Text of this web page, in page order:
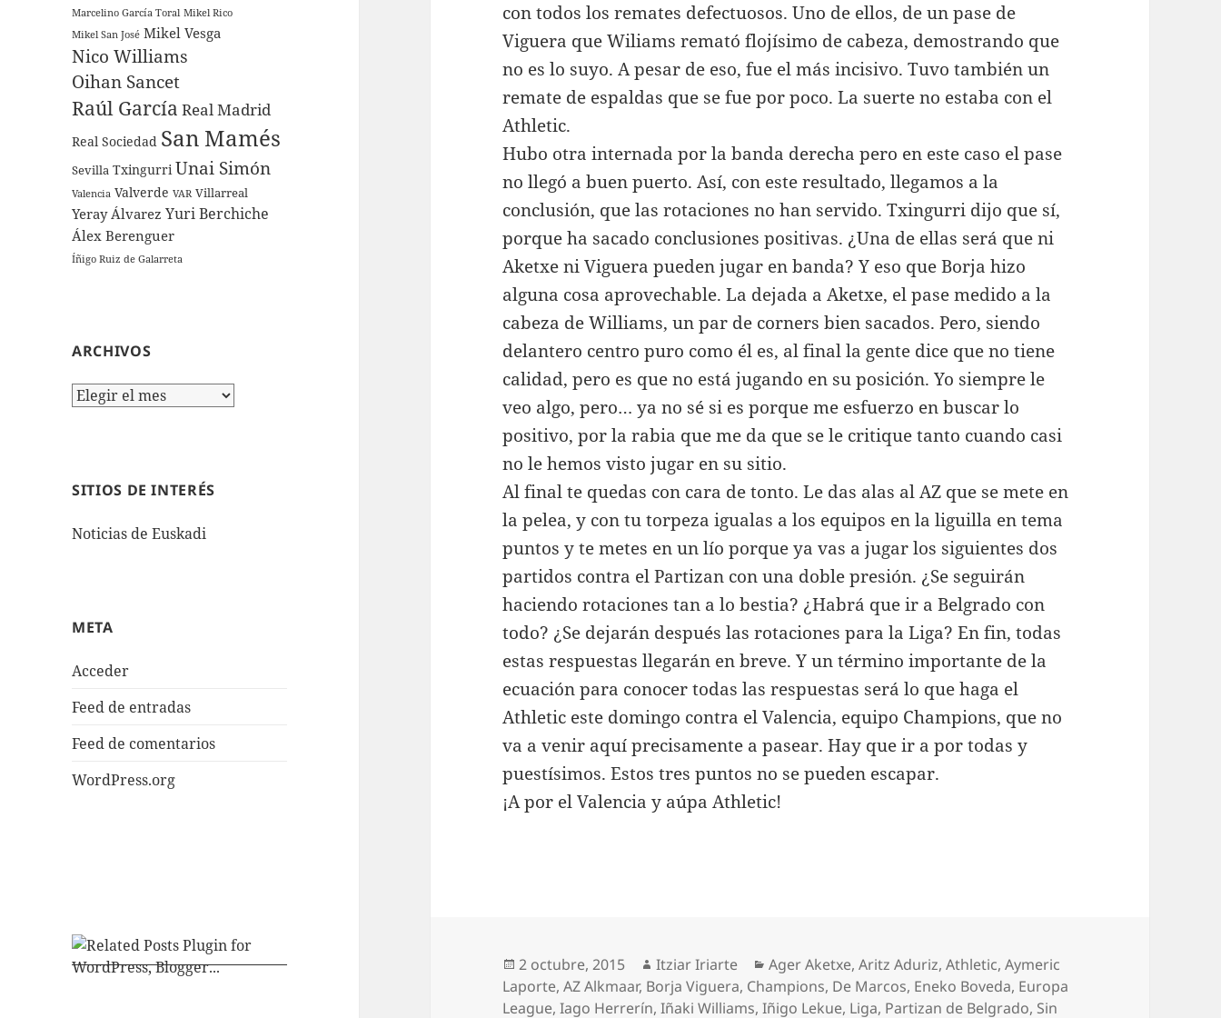
Marcelino García Toral Mikel Rico
Mikel San José Mikel Vesga
Nico Williams
Oihan Sancet
Raúl García Real Madrid
Real Sociedad San Mamés
Sevilla Txingurri Unai Simón
Valencia Valverde VAR Villarreal
Yeray Álvarez Yuri Berchiche
Álex Berenguer
Íñigo Ruiz de Galarreta
ARCHIVOS
Archivos
SITIOS DE INTERÉS
Noticias de Euskadi
META
Acceder
Feed de entradas
Feed de comentarios
WordPress.org
con todos los remates defectuosos. Uno de ellos, de un pase de
Viguera que Wiliams remató flojísimo de cabeza, demostrando que
no es lo suyo. A pesar de eso, fue el más incisivo. Tuvo también un
remate de espaldas que se fue por poco. La suerte no estaba con el
Athletic.
Hubo otra internada por la banda derecha pero en este caso el pase
no llegó a buen puerto. Así, con este resultado, llegamos a la
conclusión, que las rotaciones no han servido. Txingurri dijo que sí,
porque ha sacado conclusiones positivas. ¿Una de ellas será que ni
Aketxe ni Viguera pueden jugar en banda? Y eso que Borja hizo
alguna cosa aprovechable. La dejada a Aketxe, el pase medido a la
cabeza de Williams, un par de corners bien sacados. Pero, siendo
delantero centro puro como él es, al final la gente dice que no tiene
calidad, pero es que no está jugando en su posición. Yo siempre le
veo algo, pero… ya no sé si es porque me esfuerzo en buscar lo
positivo, por la rabia que me da que se le critique tanto cuando casi
no le hemos visto jugar en su sitio.
Al final te quedas con cara de tonto. Le das alas al AZ que se mete en
la pelea, y con tu torpeza igualas a los equipos en la liguilla en tema
puntos y te metes en un lío porque ya vas a jugar los siguientes dos
partidos contra el Partizan con una doble presión. ¿Se seguirán
haciendo rotaciones tan a lo bestia? ¿Habrá que ir a Belgrado con
todo? ¿Se dejarán después las rotaciones para la Liga? En fin, todas
estas respuestas llegarán en breve. Y un término importante de la
ecuación para conocer todas las respuestas será lo que haga el
Athletic este domingo contra el Valencia, equipo Champions, que no
va a venir aquí precisamente a pasear. Hay que ir a por todas y
puestísimos. Estos tres puntos no se pueden escapar.
¡A por el Valencia y aúpa Athletic!
Publicado
el
2 octubre, 2015 Autor
Itziar Iriarte Categorías
Ager Aketxe,Aritz Aduriz,Athletic,Aymeric
Laporte,AZ Alkmaar, Borja Viguera, Champions, De Marcos, Eneko Boveda, Europa
League,Iago Herrerín,Iñaki Williams,Iñigo Lekue, Liga, Partizan de Belgrado, Sin